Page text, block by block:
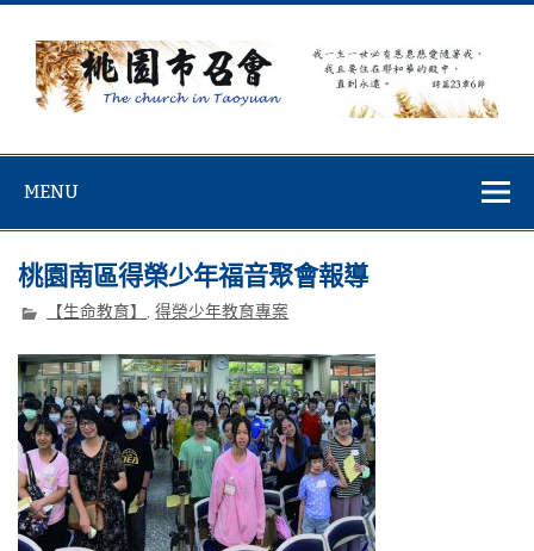
Skip
content
MENU
桃園南區得榮少年福音聚會報導
【生命教育】 ,得榮少年教育專案